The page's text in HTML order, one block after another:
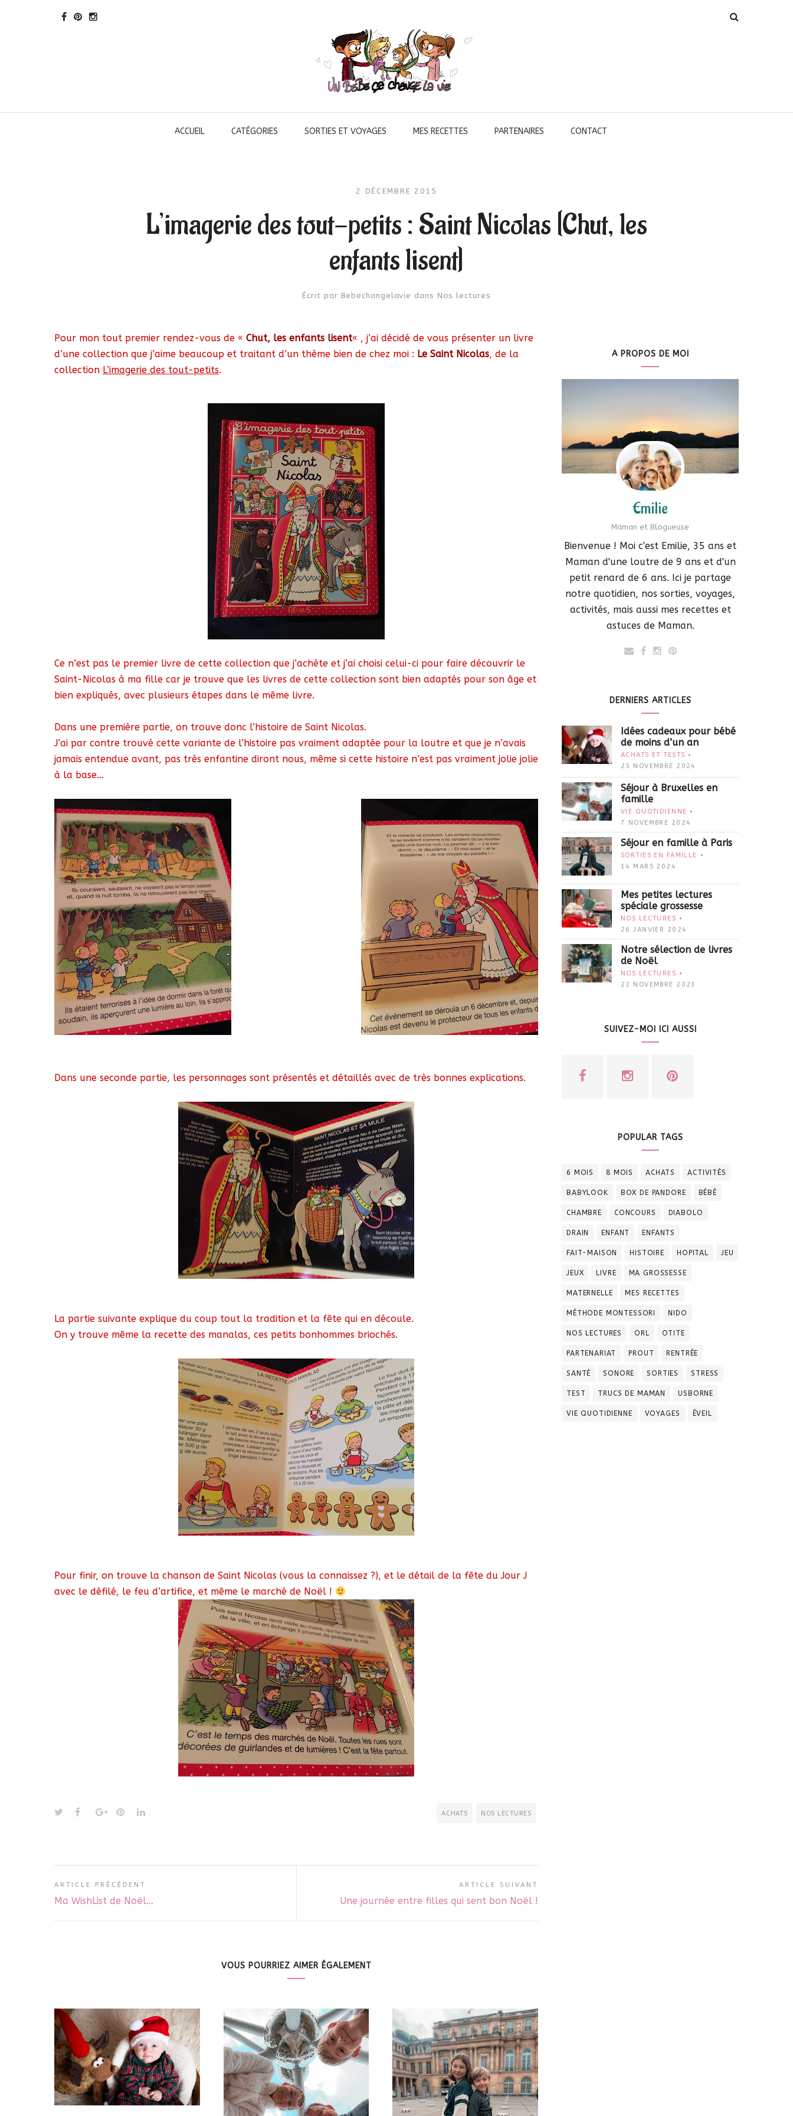
ACCUEIL CATÉGORIES SORTIES ET VOYAGES MES RECETTES PARTENAIRES CONTACT
2 DÉCEMBRE 2015
L’imagerie des tout-petits : Saint Nicolas [Chut, les
enfants lisent]
Écrit par Bebechangelavie dans Nos lectures
Pour mon tout premier rendez-vous de « Chut, les enfants lisent« , j’ai décidé de vous présenter un livre
d’une collection que j’aime beaucoup et traitant d’un thème bien de chez moi : Le Saint Nicolas, de la
collection L’imagerie des tout-petits.
Ce n’est pas le premier livre de cette collection que j’achète et j’ai choisi celui-ci pour faire découvrir le
Saint-Nicolas à ma fille car je trouve que les livres de cette collection sont bien adaptés pour son âge et
bien expliqués, avec plusieurs étapes dans le même livre.
Dans une première partie, on trouve donc l’histoire de Saint Nicolas.
J’ai par contre trouvé cette variante de l’histoire pas vraiment adaptée pour la loutre et que je n’avais
jamais entendue avant, pas très enfantine diront nous, même si cette histoire n’est pas vraiment jolie jolie
à la base…
Dans une seconde partie, les personnages sont présentés et détaillés avec de très bonnes explications.
La partie suivante explique du coup tout la tradition et la fête qui en découle.
On y trouve même la recette des manalas, ces petits bonhommes briochés.
Pour finir, on trouve la chanson de Saint Nicolas (vous la connaissez ?), et le détail de la fête du Jour J
avec le défilé, le feu d’artifice, et même le marché de Noël !
ACHATS NOS LECTURES
ARTICLE PRÉCÉDENT
Ma WishList de Noël…
ARTICLE SUIVANT
Une journée entre filles qui sent bon Noël !
VOUS POURRIEZ AIMER ÉGALEMENT
A PROPOS DE MOI
Emilie
Maman et Blogueuse
Bienvenue ! Moi c'est Emilie, 35 ans et
Maman d'une loutre de 9 ans et d'un
petit renard de 6 ans. Ici je partage
notre quotidien, nos sorties, voyages,
activités, mais aussi mes recettes et
astuces de Maman.
DERNIERS ARTICLES
Idées cadeaux pour bébé
de moins d’un an
ACHATS ET TESTS
25 NOVEMBRE 2024
Séjour à Bruxelles en
famille
VIE QUOTIDIENNE
7 NOVEMBRE 2024
Séjour en famille à Paris
SORTIES EN FAMILLE
14 MARS 2024
Mes petites lectures
spéciale grossesse
NOS LECTURES
26 JANVIER 2024
Notre sélection de livres
de Noël
NOS LECTURES
22 NOVEMBRE 2023
SUIVEZ-MOI ICI AUSSI
POPULAR TAGS
6 MOIS 8 MOIS ACHATS ACTIVITÉS
BABYLOOK BOX DE PANDORE BÉBÉ
CHAMBRE CONCOURS DIABOLO
DRAIN ENFANT ENFANTS
FAIT-MAISON HISTOIRE HOPITAL JEU
JEUX LIVRE MA GROSSESSE
MATERNELLE MES RECETTES
MÉTHODE MONTESSORI NIDO
NOS LECTURES ORL OTITE
PARTENARIAT PROUT RENTRÉE
SANTÉ SONORE SORTIES STRESS
TEST TRUCS DE MAMAN USBORNE
VIE QUOTIDIENNE VOYAGES ÉVEIL